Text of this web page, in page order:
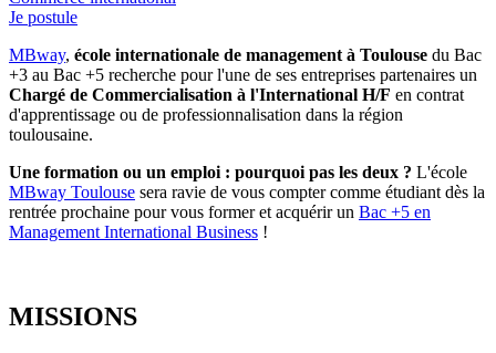
Je postule
MBway, école internationale de management à Toulouse du Bac
+3 au Bac +5 recherche pour l'une de ses entreprises partenaires un
Chargé de Commercialisation à l'International H/F en contrat
d'apprentissage ou de professionnalisation dans la région
toulousaine.
Une formation ou un emploi : pourquoi pas les deux ? L'école
MBway Toulouse sera ravie de vous compter comme étudiant dès la
rentrée prochaine pour vous former et acquérir un Bac +5 en
Management International Business !
MISSIONS